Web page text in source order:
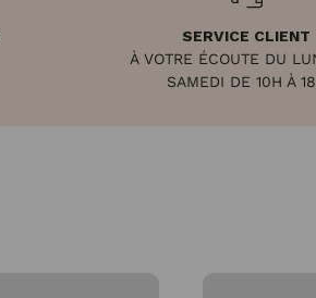
SERVICE CLIENT
À VOTRE ÉCOUTE DU
SAMEDI DE 10H À